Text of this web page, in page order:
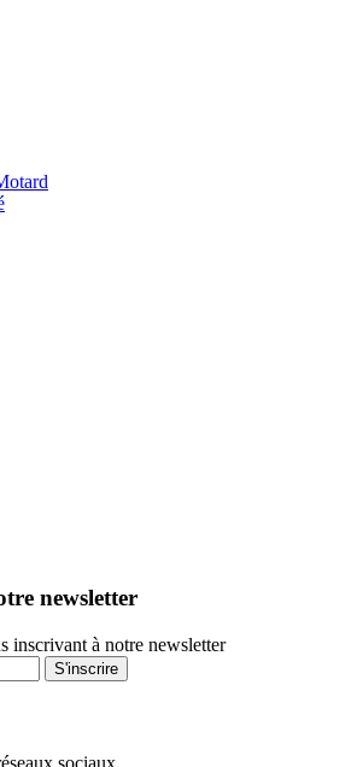
newsletter
inscrivant à notre newsletter
S'inscrire